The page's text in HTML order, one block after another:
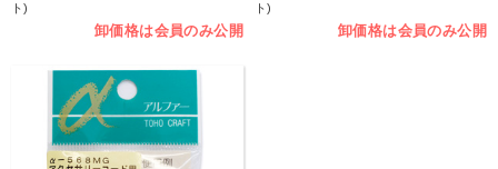
ト)
卸価格は会員のみ公開
ト)
卸価格は会員のみ公開